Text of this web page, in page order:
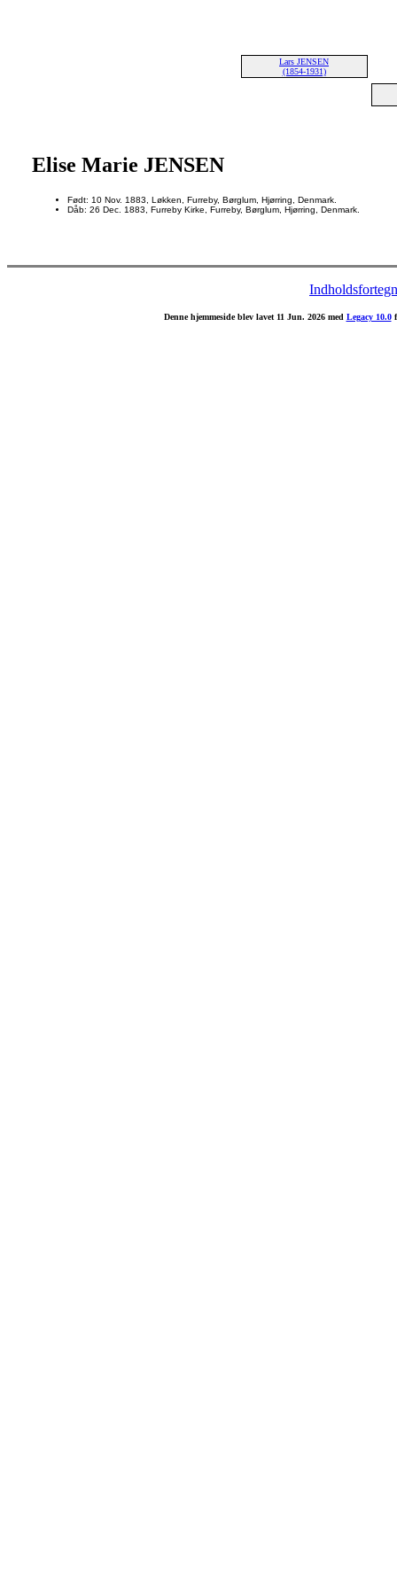
Lars JENSEN
(1854-1931)
Elise Marie JENSEN
Født: 10 Nov. 1883, Løkken, Furreby, Børglum, Hjørring, Denmark.
Dåb: 26 Dec. 1883, Furreby Kirke, Furreby, Børglum, Hjørring, Denmark.
Denne hjemmeside blev lavet 11 Jun. 2026 med Legacy 10.0